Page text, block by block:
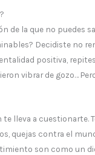
de la que no puedes
Decidiste no
positiva,
vibrar de gozo…
lleva a cuestionarte.
quejas contra el
son como un